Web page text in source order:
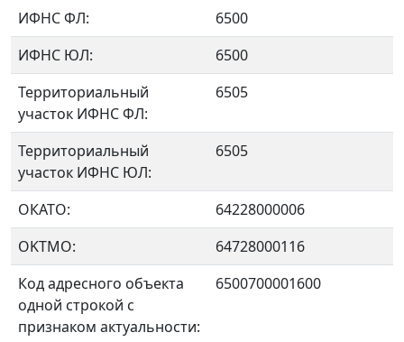
ИФНС ФЛ:
6500
ИФНС ЮЛ:
6500
Территориальный
участок ИФНС ФЛ:
6505
Территориальный
участок ИФНС ЮЛ:
6505
ОКАТО:
64228000006
OKTMO:
64728000116
Код адресного объекта
одной строкой с
признаком актуальности:
6500700001600